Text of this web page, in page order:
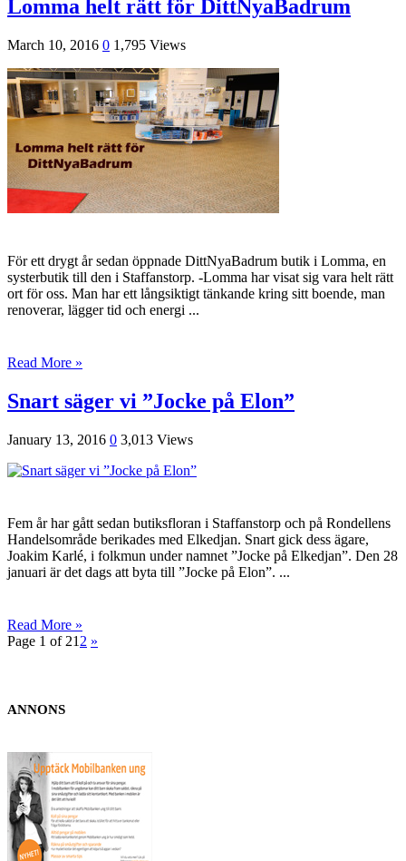
Lomma helt rätt för DittNyaBadrum
March 10, 2016 0 1,795 Views
För ett drygt år sedan öppnade DittNyaBadrum butik i Lomma, en
systerbutik till den i Staffanstorp. -Lomma har visat sig vara helt rätt
ort för oss. Man har ett långsiktigt tänkande kring sitt boende, man
renoverar, lägger tid och energi ...
Read More »
Snart säger vi ”Jocke på Elon”
January 13, 2016 0 3,013 Views
Fem år har gått sedan butiksfloran i Staffanstorp och på Rondellens
Handelsområde berikades med Elkedjan. Snart gick dess ägare,
Joakim Karlé, i folkmun under namnet ”Jocke på Elkedjan”. Den 28
januari är det dags att byta till ”Jocke på Elon”. ...
Read More »
Page 1 of 21 2 »
ANNONS